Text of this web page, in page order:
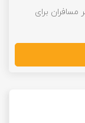
مسافران برای